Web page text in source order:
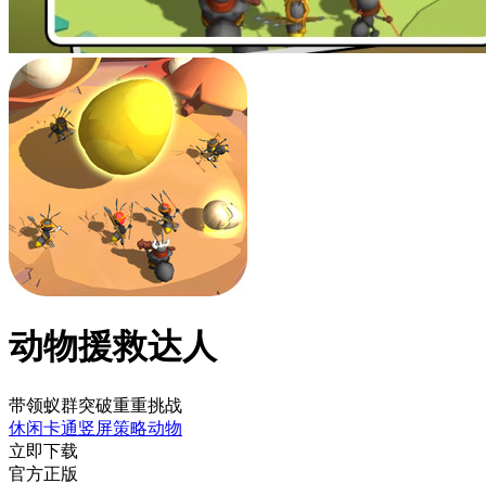
动物援救达人
带领蚁群突破重重挑战
休闲卡通竖屏策略动物
立即下载
官方正版